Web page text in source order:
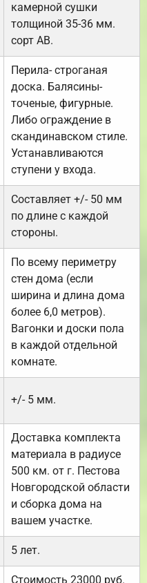
камерной сушки
толщиной 35-36 мм.
сорт АВ.
Перила- строганая
доска. Балясины-
точеные, фигурные.
Либо ограждение в
скандинавском стиле.
Устанавливаются
ступени у входа.
Составляет +/- 50 мм
по длине с каждой
стороны.
По всему периметру
стен дома (если
ширина и длина дома
более 6,0 метров).
Вагонки и доски пола
в каждой отдельной
комнате.
+/- 5 мм.
Доставка комплекта
материала в радиусе
500 км. от г. Пестова
Новгородской области
и сборка дома на
вашем участке.
5 лет.
Стоимость 23000 руб.